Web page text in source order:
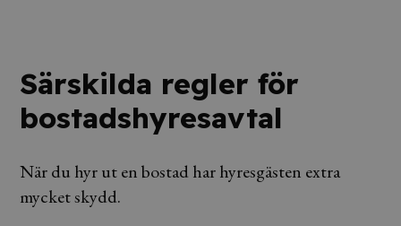
Särskilda regler för
bostadshyresavtal
När du hyr ut en bostad har hyresgästen extra
mycket skydd.